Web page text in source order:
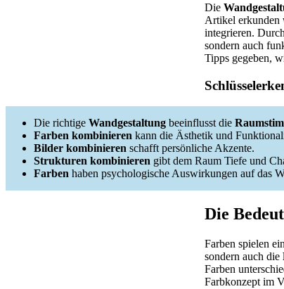
Die
Artikel erkunden
integrieren.
sondern auch
Tipps gegeben,
Die richtige Wandgestaltung beeinflusst die
Farben kombinieren kann die Ästhetik und
Bilder kombinieren schafft persönliche Akzente.
Strukturen kombinieren gibt dem Raum Tiefe und
Farben haben psychologische Auswirkungen auf das
Die
Farben spielen
sondern auch die
Farben
Farbkonzept im